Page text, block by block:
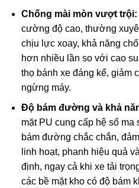
Chống mài mòn vượt trội:
cường độ cao, thường
chịu lực xoay, khả năng
hơn nhiều lần so với cao
thọ bánh xe đáng kể, giảm
ngừng máy.
Độ bám đường và khả
mặt PU cung cấp hệ số ma
bám đường chắc chắn,
linh hoạt, phanh hiệu quả
định, ngay cả khi xe tải
các bề mặt kho có độ bám